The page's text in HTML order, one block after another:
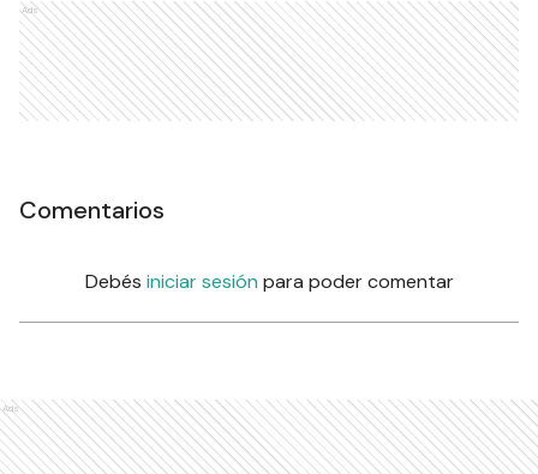
Ads
Comentarios
Debés iniciar sesión para poder comentar
Ads